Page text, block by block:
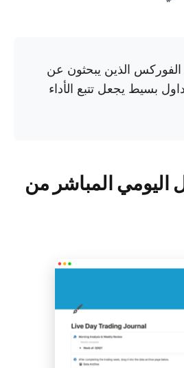
الفوركس الذين يبحثون عن
بسيط يجعل تتبع الأداء
اليومي المباشر من